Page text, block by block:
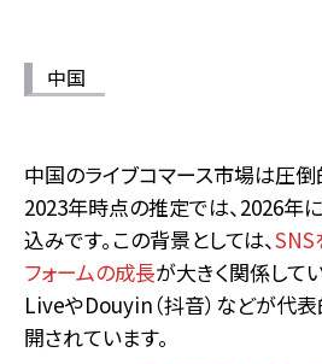
中国
中国のライブコマース市場は圧倒
2023年時点の推定では、2026年
込みです。この背景としては、SNS
フォームの成長が大きく関係して
LiveやDouyin（抖音）などが代
開されています。